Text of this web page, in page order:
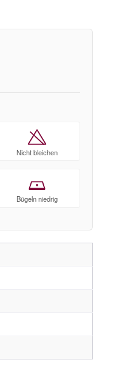
Nicht bleichen
Bügeln niedrig